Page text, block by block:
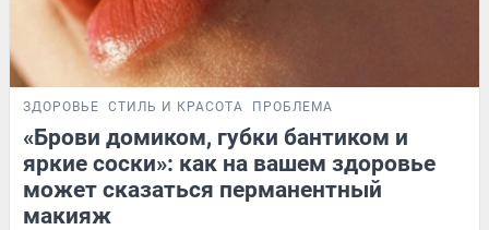
ЗДОРОВЬЕ СТИЛЬ И КРАСОТА ПРОБЛЕМА
«Брови домиком, губки бантиком и
яркие соски»: как на вашем здоровье
может сказаться перманентный
макияж